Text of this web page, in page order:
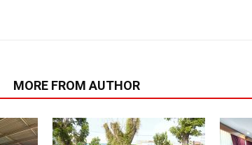
MORE FROM AUTHOR